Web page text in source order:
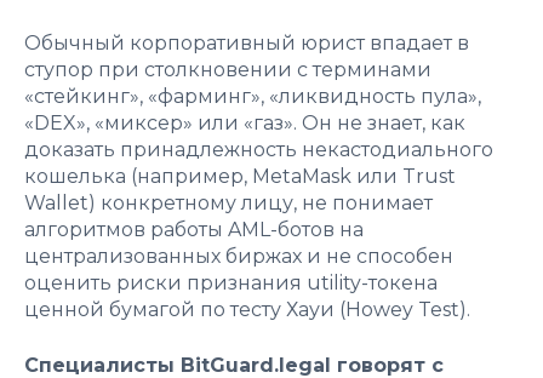
Обычный корпоративный юрист впадает в
ступор при столкновении с терминами
«стейкинг», «фарминг», «ликвидность пула»,
«DEX», «миксер» или «газ». Он не знает, как
доказать принадлежность некастодиального
кошелька (например, MetaMask или Trust
Wallet) конкретному лицу, не понимает
алгоритмов работы AML-ботов на
централизованных биржах и не способен
оценить риски признания utility-токена
ценной бумагой по тесту Хауи (Howey Test).
Специалисты BitGuard.legal говорят с